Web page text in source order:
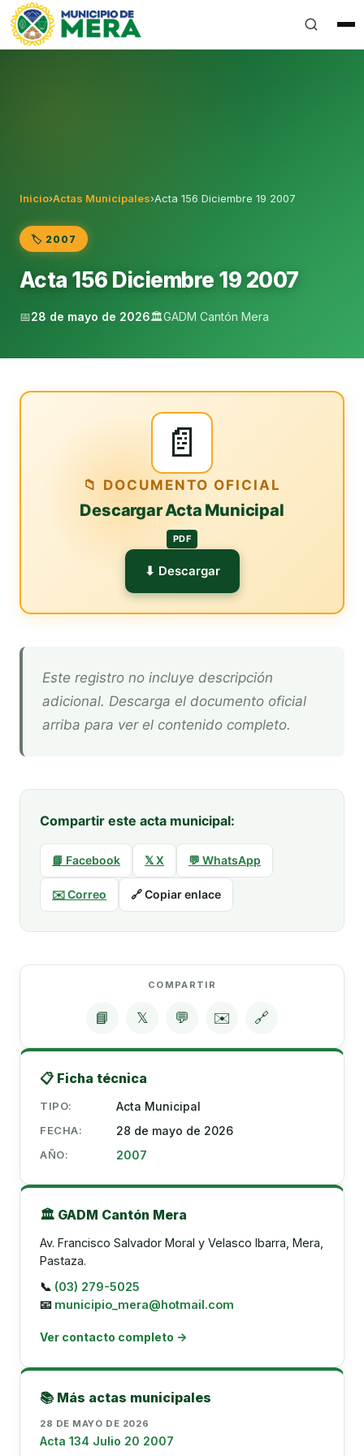
Gobierno Autónomo Descentralizado Municipal del
Inicio›Actas Municipales›Acta 156 Diciembre 19 2007
🏷️ 2007
Acta 156 Diciembre 19 2007
📅28 de mayo de 2026🏛️GADM Cantón Mera
📄
📁 DOCUMENTO OFICIAL
Descargar Acta Municipal
PDF
⬇ Descargar
Este registro no incluye descripción
adicional. Descarga el documento oficial
arriba para ver el contenido completo.
Compartir este acta municipal:
📘 Facebook 𝕏 X 💬 WhatsApp
✉️ Correo 🔗 Copiar enlace
COMPARTIR
📘 𝕏 💬 ✉️ 🔗
📋 Ficha técnica
TIPO: Acta Municipal
FECHA: 28 de mayo de 2026
AÑO: 2007
🏛️ GADM Cantón Mera
Av. Francisco Salvador Moral y Velasco Ibarra, Mera,
Pastaza.
📞 (03) 279-5025
📧 municipio_mera@hotmail.com
Ver contacto completo →
📚 Más actas municipales
28 DE MAYO DE 2026
Acta 134 Julio 20 2007